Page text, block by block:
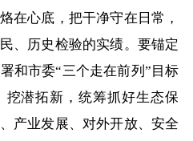
在心底，把干净守在日常，
、历史检验的实绩。要锚定
和市委“三个走在前列”目标
挖潜拓新，统筹抓好生态保
产业发展、对外开放、安全